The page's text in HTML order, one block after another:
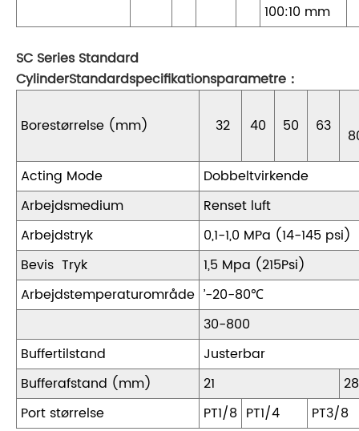
100:10 mm
SC Series Standard
CylinderStandardspecifikationsparametre ：
Borestørrelse (mm) 32 40 50 63
Acting Mode
Dobbeltvirkende
Arbejdsmedium
Renset luft
Arbejdstryk
0,1-1,0 MPa (14-145 psi)
Bevis Tryk
1,5 Mpa (215Psi)
Arbejdstemperaturområde ’-20-80℃
30-800
Buffertilstand
Justerbar
Bufferafstand (mm)
21
28
Port størrelse
PT1/8 PT1/4 PT3/8